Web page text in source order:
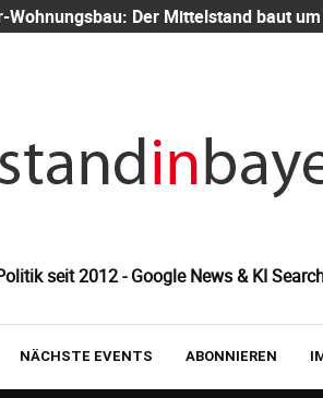
Wohnungsbau: Der Mittelstand baut um
seit 2012 - Google News & KI
NÄCHSTE EVENTS ABONNIEREN